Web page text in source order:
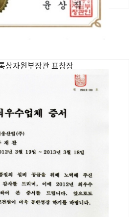
상자원부장관 표창장